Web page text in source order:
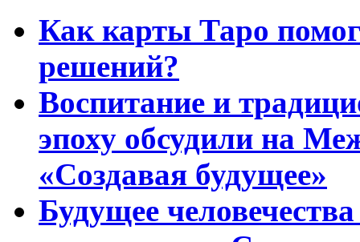
Как карты Таро
решений?
Воспитание и
эпоху обсудили на
«Создавая будущее»
Будущее